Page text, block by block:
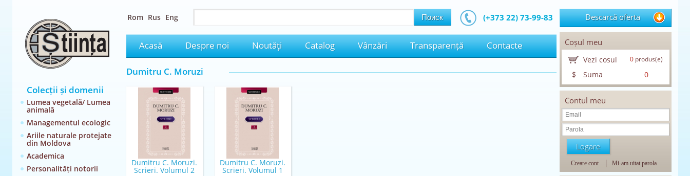
Colecții și domenii
Lumea vegetală/ Lumea
animală
Managementul ecologic
Ariile naturale protejate
din Moldova
Academica
Personalități notorii
Rom Rus Eng (+373 22) 73-99-83
Acasă Despre noi Noutăţi Catalog Vânzări Transparență Contacte
Dumitru C. Moruzi
Dumitru C. Moruzi.
Scrieri. Volumul 2
Dumitru C. Moruzi.
Scrieri. Volumul 1
Descarcă oferta
Coșul meu
Vezi cosul 0produs(e)
$ Suma 0
Contul meu
Creare cont Mi-am uitat parola